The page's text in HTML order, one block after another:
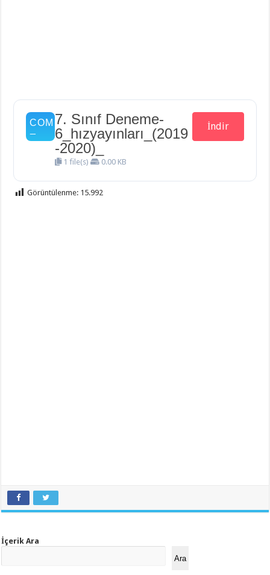
7. Sınıf Deneme-
6_hızyayınları_(2019
-2020)_
1 file(s) 0.00 KB
İndir
Görüntülenme: 15.992
İçerik Ara
Ara